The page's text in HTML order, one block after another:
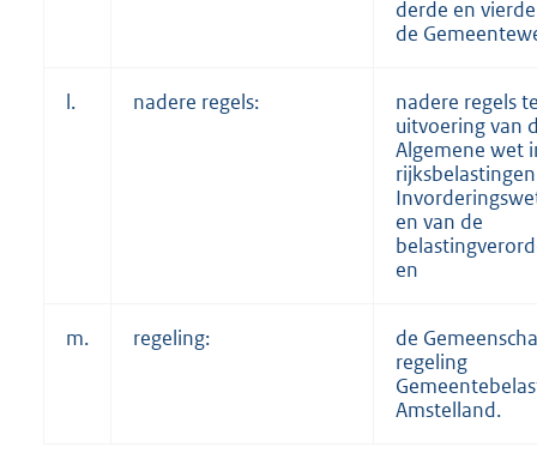
derde en
de
l. nadere regels:
nadere regels
uitvoering van
Algemene wet
en van de
en
m. regeling:
de
regeling
Amstelland.